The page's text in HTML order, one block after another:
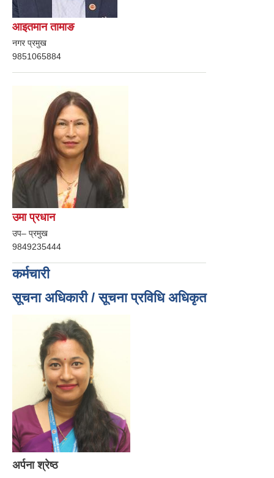
आइतमान तामाङ
नगर प्रमुख
9851065884
उमा प्रधान
उप– प्रमुख
9849235444
कर्मचारी
सूचना अधिकारी / सूचना प्रविधि अधिकृत
अर्पना श्रेष्ठ